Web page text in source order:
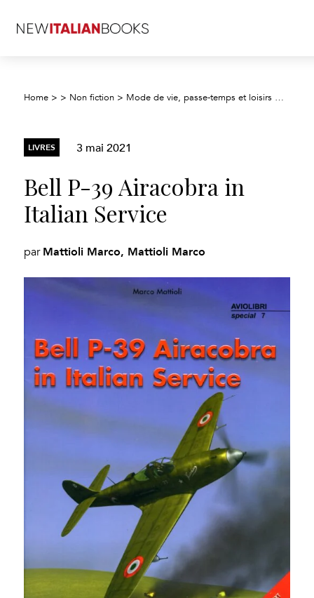
Home > > Non fiction > Mode de vie, passe-temps et loisirs
LIVRES 3 mai 2021
Bell P-39 Airacobra in
Italian Service
par Mattioli Marco, Mattioli Marco